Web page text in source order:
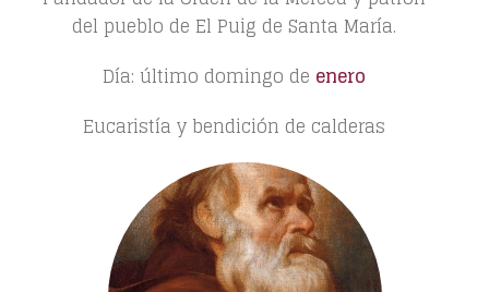
del pueblo de El Puig de Santa María.
Día: último domingo de enero
Eucaristía y bendición de calderas